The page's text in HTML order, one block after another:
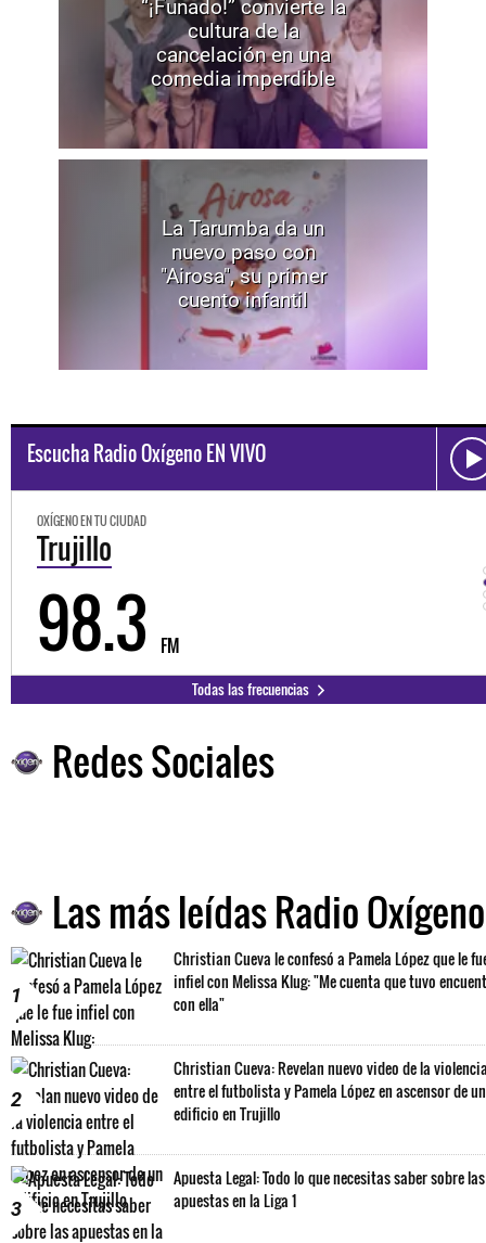
“¡Funado!” convierte la
cultura de la
cancelación en una
comedia imperdible
La Tarumba da un
nuevo paso con
"Airosa", su primer
cuento infantil
Escucha Radio Oxígeno EN VIVO
OXÍGENO EN TU CIUDAD
Trujillo
98.3 FM
Todas las frecuencias
Redes Sociales
Las más leídas Radio Oxígeno
1
Christian Cueva le confesó a Pamela López que le
infiel con Melissa Klug: "Me cuenta que tuvo
con ella"
2
Christian Cueva: Revelan nuevo video de la
entre el futbolista y Pamela López en ascensor de un
edificio en Trujillo
3
Apuesta Legal: Todo lo que necesitas saber sobre las
apuestas en la Liga 1